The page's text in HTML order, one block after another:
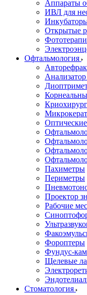
Аппараты
ИВЛ для
Открытые
Офтальмология
Пахиметры
Периметры
Проектор
Рабочие
Фороптеры
Фундус-
Щелевые
Стоматология